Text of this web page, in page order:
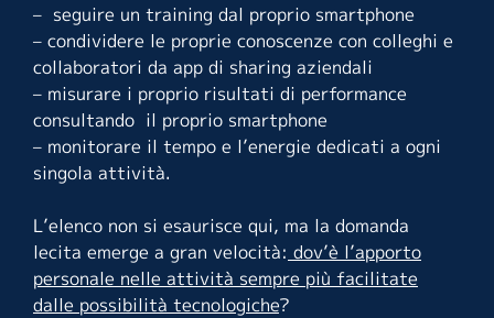
– seguire un training dal proprio smartphone
– condividere le proprie conoscenze con colleghi e
collaboratori da app di sharing aziendali
– misurare i proprio risultati di performance
consultando il proprio smartphone
– monitorare il tempo e l’energie dedicati a ogni
singola attività.
L’elenco non si esaurisce qui, ma la domanda
lecita emerge a gran velocità: dov’è l’apporto
personale nelle attività sempre più facilitate
dalle possibilità tecnologiche?